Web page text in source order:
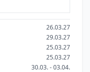
26.03.27
29.03.27
25.03.27
25.03.27
30.03. - 03.04.